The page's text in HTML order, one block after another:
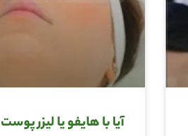
آیا با هایفو یا لیزر